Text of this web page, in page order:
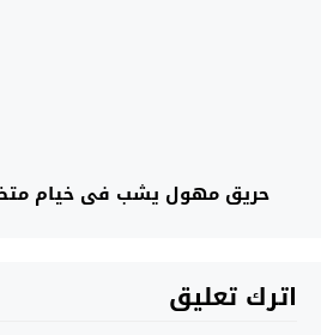
حريق مهول يشب في خيام
اترك تعليق